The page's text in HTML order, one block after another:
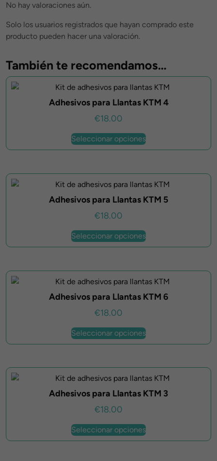
No hay valoraciones aún.
Solo los usuarios registrados que hayan comprado este
producto pueden hacer una valoración.
También te recomendamos…
Adhesivos para Llantas KTM 4
€18.00
Seleccionar opcionesproducto
variantes.
Las
opciones
elegir
en
página
de
producto
Adhesivos para Llantas KTM 5
€18.00
Seleccionar opcionesproducto
variantes.
Las
opciones
elegir
en
página
de
producto
Adhesivos para Llantas KTM 6
€18.00
Seleccionar opcionesproducto
Las
opciones
elegir
en
Adhesivos para Llantas KTM 3
€18.00
Seleccionar opcionesproducto